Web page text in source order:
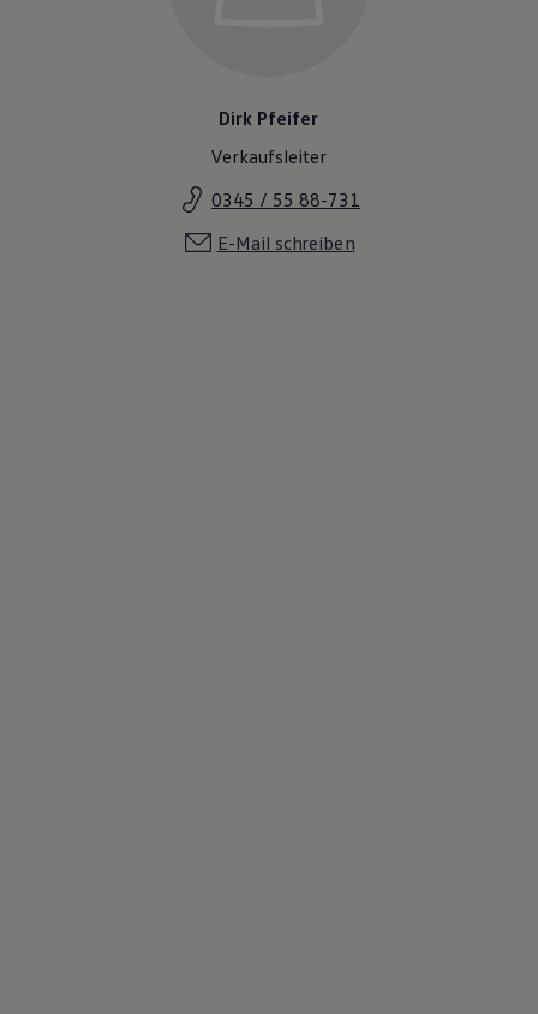
Elektromobilität
Volkswagen R
Pannen- und Unfallhilfe
Dirk Pfeifer
Verkaufsleiter
0345 / 55 88-731
E-Mail schreiben